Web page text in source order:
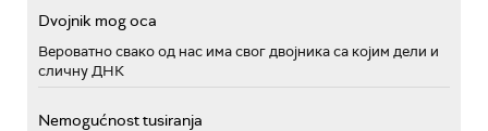
Dvojnik mog oca
Вероватно свако од нас има свог двојника са којим дели и
сличну ДНК
Nemogućnost tusiranja